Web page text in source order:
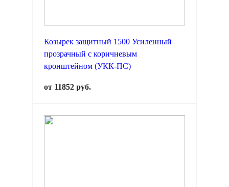
Козырек защитный 1500 Усиленный
прозрачный с коричневым
кронштейном (УКК-ПС)
от 11852 руб.